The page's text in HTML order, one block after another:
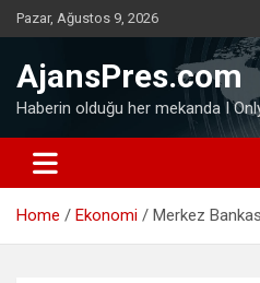
Skip
to
Pazar, Ağustos 9, 2026
AjansPres.com
Haberin olduğu her mekanda I
Home Ekonomi Merkez